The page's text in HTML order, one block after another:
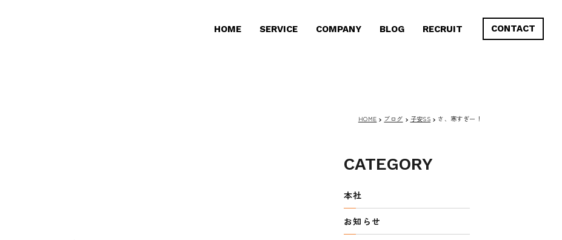
HOME SERVICE COMPANY BLOG RECRUIT CONTACT
HOME ブログ 子安SS さ、寒すぎー！
CATEGORY
本社
お知らせ